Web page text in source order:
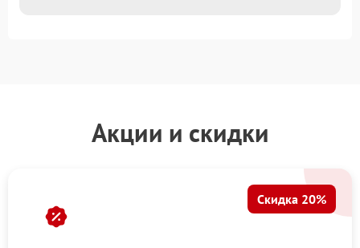
Акции и скидки
Скидка 20%